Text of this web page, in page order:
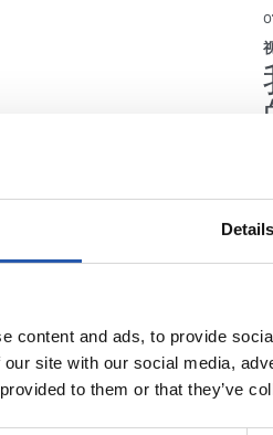
Details
content and ads, to provide
site with our social media,
to them or that they’ve